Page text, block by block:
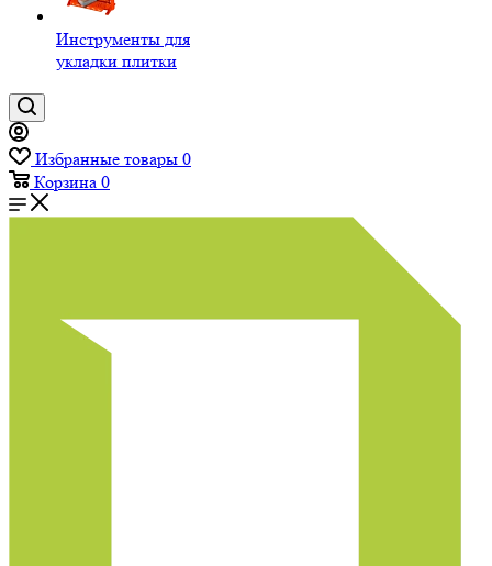
Инструменты для
укладки плитки
Избранные товары 0
Корзина 0